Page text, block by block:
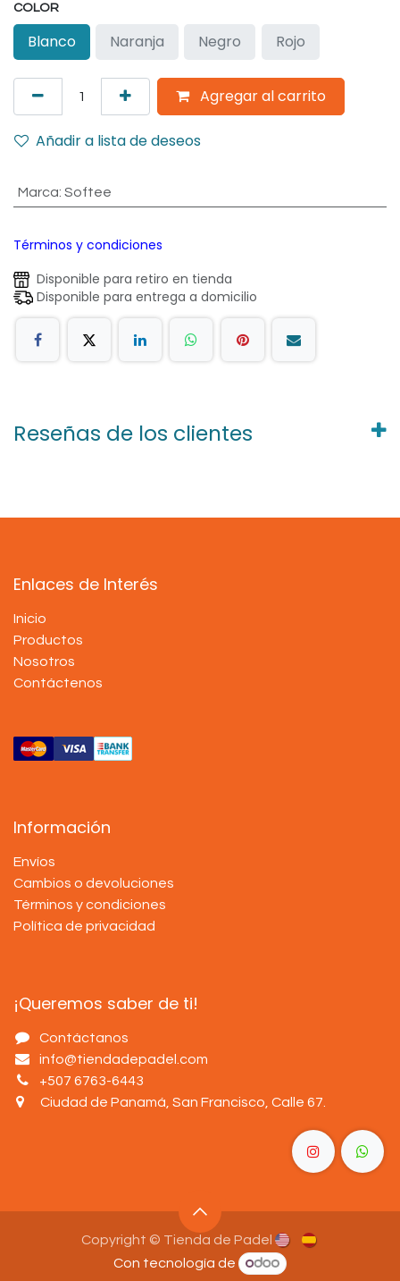
COLOR
Blanco Naranja Negro Rojo
Agregar al carrito
Añadir a lista de deseos
Marca: Softee
Términos y condiciones
Disponible para retiro en tienda
Disponible para entrega a domicilio
Reseñas de los clientes
Enlaces de Interés
Inicio
Productos
Nosotros
Contáctenos
Información
Envíos
Cambios o devoluciones
Términos y condiciones
Política de privacidad
¡Queremos saber de ti!
Contáctanos
info@tiendadepadel.com
+507 6763-6443
Ciudad de Panamá, San Francisco, Calle 67
Copyright © Tienda de Padel
Con tecnología de